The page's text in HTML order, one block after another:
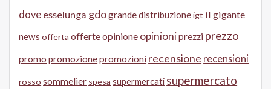
dove esselunga gdogrande distribuzioneigt il gigante
news offerta offerteopinione opinioniprezzi prezzo
promo promozionepromozioni recensione recensioni
rosso sommelier spesa supermercati supermercato